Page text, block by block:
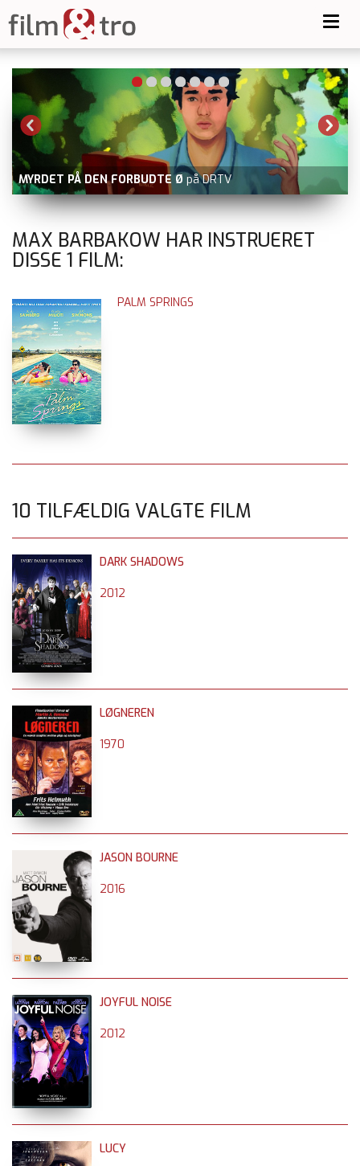
MYRDET PÅ DEN FORBUDTE Ø på DRTV
MAX BARBAKOW HAR INSTRUERET
DISSE 1 FILM:
PALM SPRINGS
10 TILFÆLDIG VALGTE FILM
DARK SHADOWS
2012
LØGNEREN
1970
JASON BOURNE
2016
JOYFUL NOISE
2012
LUCY